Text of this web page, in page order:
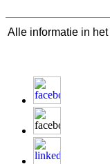
Alle informatie in het